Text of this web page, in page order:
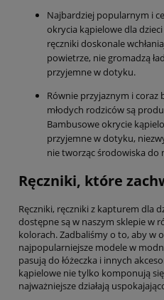
Najbardziej popularnym i
okrycia kąpielowe dla dzieci
ręczniki doskonale
powietrze, nie gromadzą
przyjemne w dotyku.
Równie przyjaznym i coraz
młodych rodziców są
Bambusowe okrycie
przyjemne w dotyku,
nie tworząc środowiska do
Ręczniki, które
Ręczniki, ręczniki z kapturem dla
dostępne są w naszym sklepie w
kolorach. Zadbaliśmy o to, aby w
najpopularniejsze modele w
pasują do łóżeczka i innych
kąpielowe nie tylko komponują
najważniejsze działają